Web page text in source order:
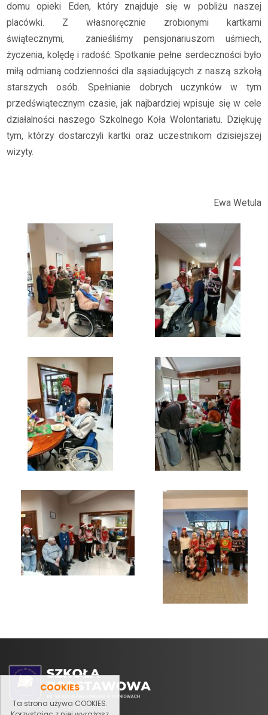
COOKIES
Ta strona używa COOKIES.
domu opieki Eden, który znajduje się w pobliżu naszej
placówki. Z własnoręcznie zrobionymi kartkami
świątecznymi, zanieśliśmy pensjonariuszom uśmiech,
życzenia, kolędę i radość. Spotkanie pełne serdeczności było
miłą odmianą codzienności dla sąsiadujących z naszą szkołą
starszych osób. Spełnianie dobrych uczynków w tym
przedświątecznym czasie, jak najbardziej wpisuje się w cele
działalności naszego Szkolnego Koła Wolontariatu. Dziękuję
tym, którzy dostarczyli kartki oraz uczestnikom dzisiejszej
wizyty.
Ewa Wetula